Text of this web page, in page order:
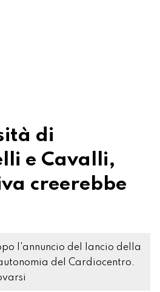
di
e Cavalli,
creerebbe
l'annuncio del lancio della
del Cardiocentro.